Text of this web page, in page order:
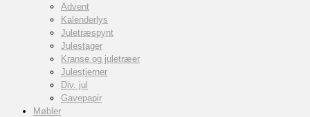
Advent
Kalenderlys
Juletræspynt
Julestager
Kranse og juletræer
Julestjerner
Div. jul
Gavepapir
Møbler